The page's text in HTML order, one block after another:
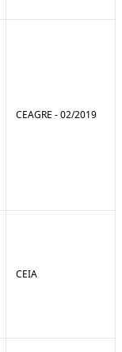
CEAGRE - 02/2019
CEIA